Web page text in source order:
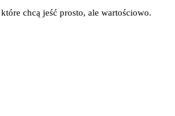
chcą jeść prosto, ale wartościowo.